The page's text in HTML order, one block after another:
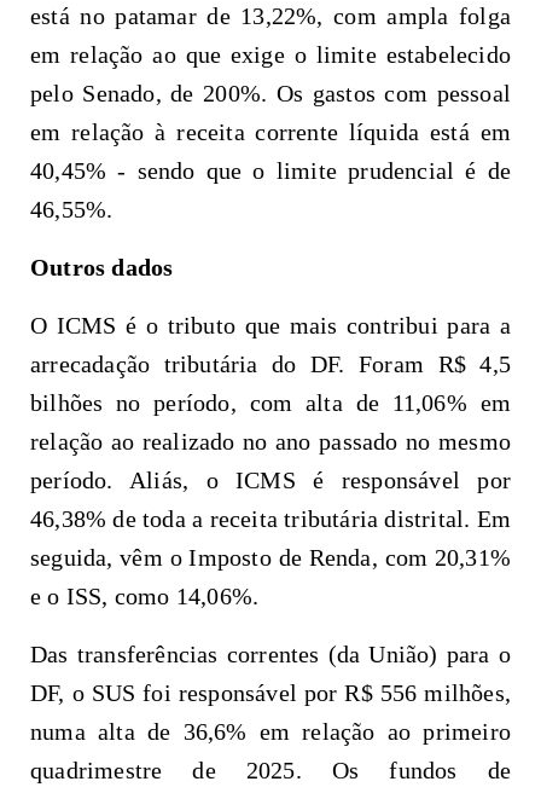
está no patamar de 13,22%, com ampla folga
em relação ao que exige o limite estabelecido
pelo Senado, de 200%. Os gastos com pessoal
em relação à receita corrente líquida está em
40,45% - sendo que o limite prudencial é de
46,55%.
Outros dados
O ICMS é o tributo que mais contribui para a
arrecadação tributária do DF. Foram R$ 4,5
bilhões no período, com alta de 11,06% em
relação ao realizado no ano passado no mesmo
período. Aliás, o ICMS é responsável por
46,38% de toda a receita tributária distrital. Em
seguida, vêm o Imposto de Renda, com 20,31%
e o ISS, como 14,06%.
Das transferências correntes (da União) para o
DF, o SUS foi responsável por R$ 556 milhões,
numa alta de 36,6% em relação ao primeiro
quadrimestre de 2025. Os fundos de